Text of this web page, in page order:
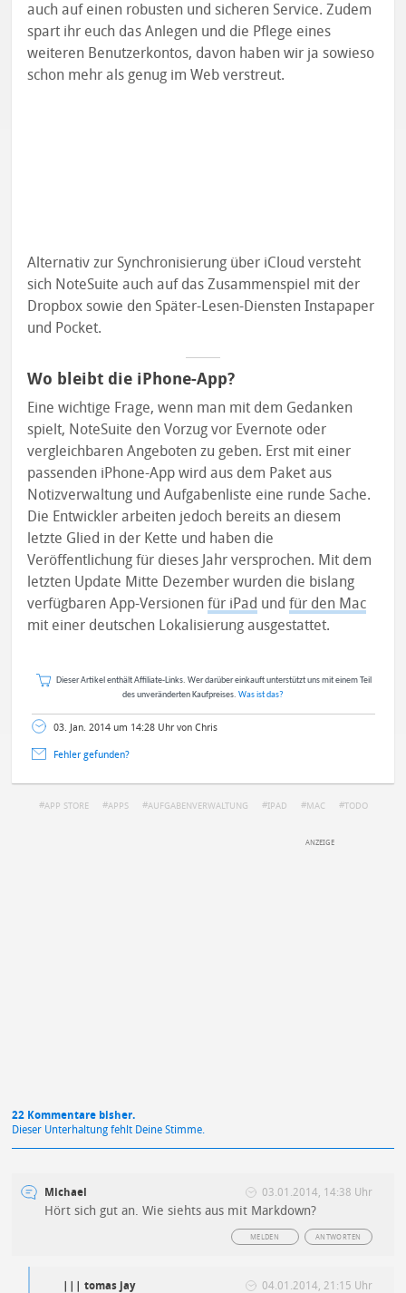
auch auf einen robusten und sicheren Service. Zudem
spart ihr euch das Anlegen und die Pflege eines
weiteren Benutzerkontos, davon haben wir ja sowieso
schon mehr als genug im Web verstreut.
Alternativ zur Synchronisierung über iCloud versteht
sich NoteSuite auch auf das Zusammenspiel mit der
Dropbox sowie den Später-Lesen-Diensten Instapaper
und Pocket.
Wo bleibt die iPhone-App?
Eine wichtige Frage, wenn man mit dem Gedanken
spielt, NoteSuite den Vorzug vor Evernote oder
vergleichbaren Angeboten zu geben. Erst mit einer
passenden iPhone-App wird aus dem Paket aus
Notizverwaltung und Aufgabenliste eine runde Sache.
Die Entwickler arbeiten jedoch bereits an diesem
letzte Glied in der Kette und haben die
Veröffentlichung für dieses Jahr versprochen. Mit dem
letzten Update Mitte Dezember wurden die bislang
verfügbaren App-Versionenfür iPad undfür den Mac
mit einer deutschen Lokalisierung ausgestattet.
Dieser Artikel enthält Affiliate-Links. Wer darüber einkauft unterstützt uns mit einem Teil
des unveränderten Kaufpreises. Was ist das?
03. Jan. 2014 um 14:28 Uhr von Chris
Fehler gefunden?
APP STORE APPS AUFGABENVERWALTUNG IPAD MAC TODO
22 Kommentare bisher.
Dieser Unterhaltung fehlt Deine Stimme.
Michael 03.01.2014, 14:38 Uhr
Hört sich gut an. Wie siehts aus mit Markdown?
ANTWORTEN
MELDEN
||| tomas jay 04.01.2014, 21:15 Uhr